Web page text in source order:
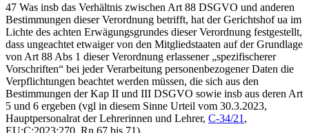
47 Was insb das Verhältnis zwischen Art 88 DSGVO und anderen
Bestimmungen dieser Verordnung betrifft, hat der Gerichtshof ua im
Lichte des achten Erwägungsgrundes dieser Verordnung festgestellt,
dass ungeachtet etwaiger von den Mitgliedstaaten auf der Grundlage
von Art 88 Abs 1 dieser Verordnung erlassener „spezifischerer
Vorschriften“ bei jeder Verarbeitung personenbezogener Daten die
Verpflichtungen beachtet werden müssen, die sich aus den
Bestimmungen der Kap II und III DSGVO sowie insb aus deren Art
5 und 6 ergeben (vgl in diesem Sinne Urteil vom 30.3.2023,
Hauptpersonalrat der Lehrerinnen und Lehrer, C-34/21 ,
EU:C:2023:270, Rn 67 bis 71).